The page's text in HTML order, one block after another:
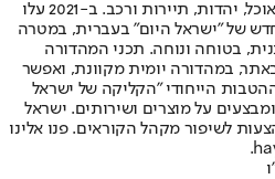
כלכלה וצרכנות, בריאות, חיילים, אוכל, יהדות, תיירות ורכב. ב-2021 עלו
של "ישראל היום" בעברית, במטרה
בטוחה ונוחה. תכני המהדורה
במהדורה יומית מקוונת, ואפשר
הייחודי "הקליקה של ישראל
על מוצרים ושירותים. ישראל
לשיפור מקהל הקוראים. פנו אלינו